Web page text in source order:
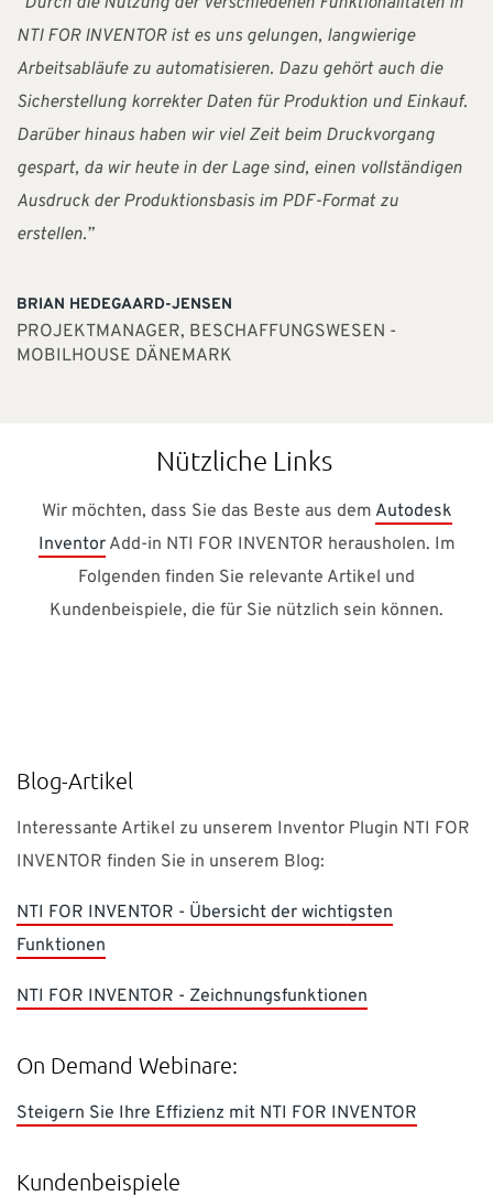
NTI FOR INVENTOR ist es uns gelungen, langwierige
Arbeitsabläufe zu automatisieren. Dazu gehört auch die
Sicherstellung korrekter Daten für Produktion und Einkauf.
Darüber hinaus haben wir viel Zeit beim Druckvorgang
gespart, da wir heute in der Lage sind, einen vollständigen
Ausdruck der Produktionsbasis im PDF-Format zu
erstellen.”
BRIAN HEDEGAARD-JENSEN
PROJEKTMANAGER, BESCHAFFUNGSWESEN -
MOBILHOUSE DÄNEMARK
Nützliche Links
Wir möchten, dass Sie das Beste aus dem Autodesk
InventorAdd-in NTI FOR INVENTOR herausholen. Im
Folgenden finden Sie relevante Artikel und
Kundenbeispiele, die für Sie nützlich sein können.
Blog-Artikel
Interessante Artikel zu unserem Inventor Plugin NTI FOR
INVENTOR finden Sie in unserem Blog:
NTI FOR INVENTOR - Übersicht der wichtigsten
Funktionen
NTI FOR INVENTOR - Zeichnungsfunktionen
On Demand Webinare:
Steigern Sie Ihre Effizienz mit NTI FOR INVENTOR
Kundenbeispiele